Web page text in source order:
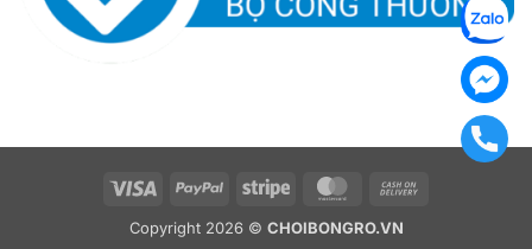
Visa PayPal Stripe MasterCard
Copyright 2026 © CHOIBONGRO.VN